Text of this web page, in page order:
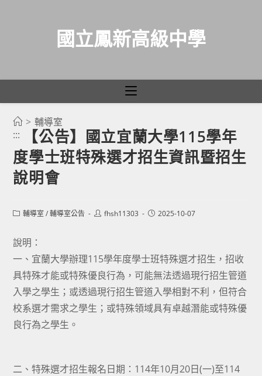
國立鳳新高級中學
> 輔導室
:::
【公告】國立宜蘭大學115學年
度學士班特殊選才招生資訊暨招生
說明會
Post輔導室 / 輔導室公告
Postfhsh11303
Post2025-10-07
說明：
一、宜蘭大學辦理115學年度學士班特殊選才招生，招收
具特殊才能或特殊優良行為，可能無法透過現行招生管道
入學之學生；或透過現行招生管道入學相對不利，但符合
校系選才需求之學生；或特殊領域具有卓越潛能或特殊優
良行為之學生。
二、特殊選才招生報名日期：114年10月20日(一)至114